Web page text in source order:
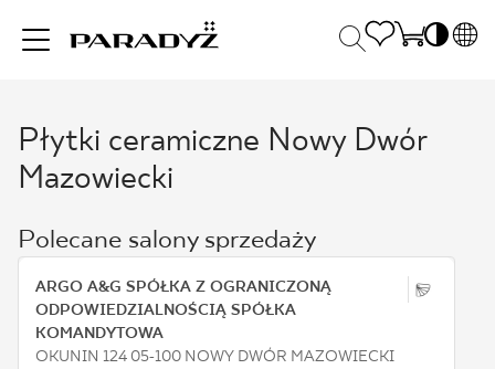
INSPIRACJE
PRODUKTY
KOLEKCJE
Płytki ceramiczne Nowy Dwór
Mazowiecki
Polecane salony sprzedaży
ARGO A&G SPÓŁKA Z OGRANICZONĄ
ODPOWIEDZIALNOŚCIĄ SPÓŁKA
KOMANDYTOWA
OKUNIN 124 05-100 NOWY DWÓR MAZOWIECKI